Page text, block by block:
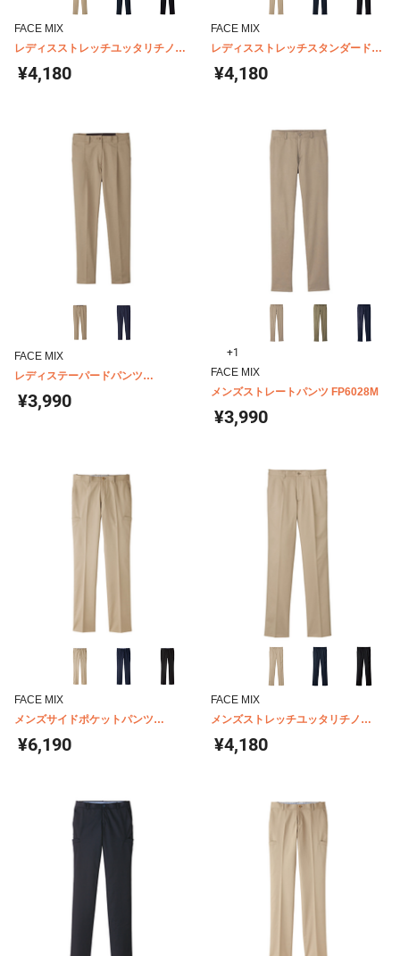
FACE MIX
レディスストレッチユッタリチノ
FP6311L
¥4,180
FACE MIX
レディスストレッチスタンダードチ
ノ FP6310L
¥4,180
FACE MIX
レディステーパードパンツ
FP6318L
¥3,990
+1
FACE MIX
メンズストレートパンツ FP6028M
¥3,990
FACE MIX
メンズサイドポケットパンツ
FP6004M
¥6,190
FACE MIX
メンズストレッチユッタリチノ
FP6011M
¥4,180